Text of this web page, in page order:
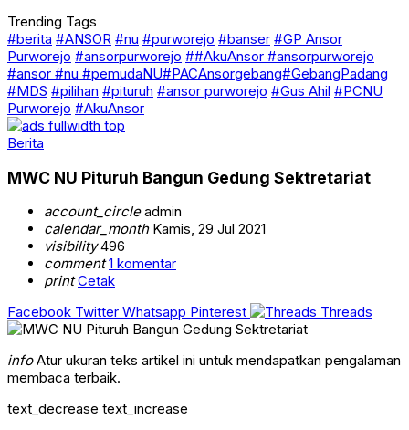
Trending Tags
#berita #ANSOR #nu #purworejo #banser #GP Ansor
Purworejo #ansorpurworejo ##AkuAnsor #ansorpurworejo
#ansor #nu #pemudaNU#PACAnsorgebang#GebangPadang
#MDS #pilihan #pituruh #ansor purworejo #Gus Ahil #PCNU
Purworejo #AkuAnsor
Berita
MWC NU Pituruh Bangun Gedung Sektretariat
account_circleadmin
calendar_monthKamis, 29 Jul 2021
visibility496
comment 1 komentar
print Cetak
Facebook Twitter Whatsapp Pinterest Threads
infoAtur ukuran teks artikel ini untuk mendapatkan pengalaman
membaca terbaik.
text_decrease text_increase